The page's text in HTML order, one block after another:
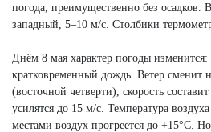
погода, преимущественно без осадков.
западный, 5–10 м/с. Столбики
Днём 8 мая характер погоды
кратковременный дождь. Ветер сменит
(восточной четверти), скорость
усилятся до 15 м/с. Температура
местами воздух прогреется до +15°C.